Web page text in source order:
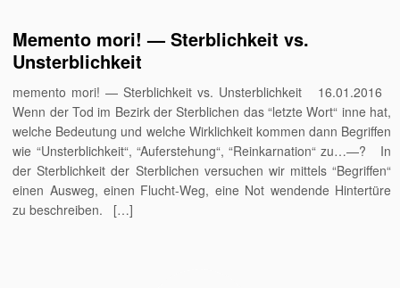
Memento mori! — Sterblichkeit vs.
Unsterblichkeit
memento mori! — Sterblichkeit vs. Unsterblichkeit 16.01.2016
Wenn der Tod im Bezirk der Sterblichen das “letzte Wort“ inne hat,
welche Bedeutung und welche Wirklichkeit kommen dann Begriffen
wie “Unsterblichkeit“, “Auferstehung“, “Reinkarnation“ zu…—? In
der Sterblichkeit der Sterblichen versuchen wir mittels “Begriffen“
einen Ausweg, einen Flucht-Weg, eine Not wendende Hintertüre
zu beschreiben. […]